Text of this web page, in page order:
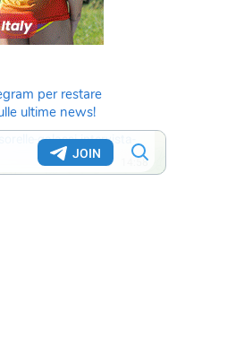
per restare
ultime news!